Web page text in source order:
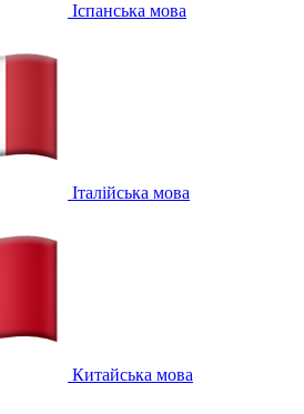
Іспанська мова
Італійська мова
Китайська мова